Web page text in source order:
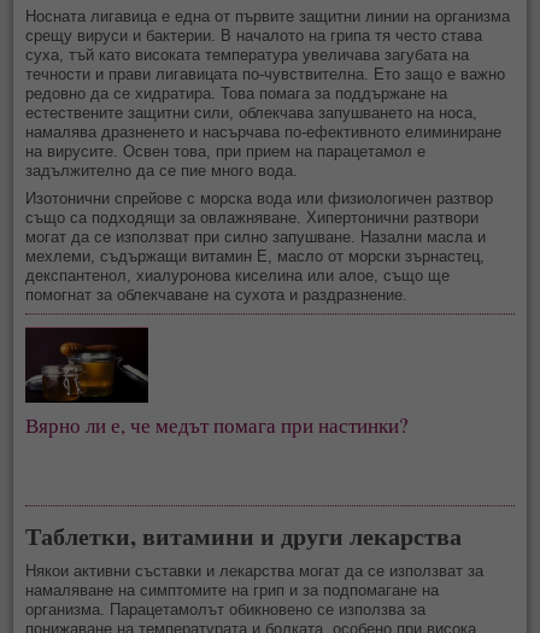
Носната лигавица е една от първите защитни линии на организма
срещу вируси и бактерии. В началото на грипа тя често става
суха, тъй като високата температура увеличава загубата на
течности и прави лигавицата по-чувствителна. Ето защо е важно
редовно да се хидратира. Това помага за поддържане на
естествените защитни сили, облекчава запушването на носа,
намалява дразненето и насърчава по-ефективното елиминиране
на вирусите. Освен това, при прием на парацетамол е
задължително да се пие много вода.
Изотонични спрейове с морска вода или физиологичен разтвор
също са подходящи за овлажняване. Хипертонични разтвори
могат да се използват при силно запушване. Назални масла и
мехлеми, съдържащи витамин Е, масло от морски зърнастец,
декспантенол, хиалуронова киселина или алое, също ще
помогнат за облекчаване на сухота и раздразнение.
Вярно ли е, че медът помага при настинки?
Таблетки, витамини и други лекарства
Някои активни съставки и лекарства могат да се използват за
намаляване на симптомите на грип и за подпомагане на
организма. Парацетамолът обикновено се използва за
понижаване на температурата и болката, особено при висока